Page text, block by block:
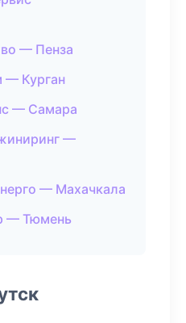
— Пенза
— Курган
— Самара
—
— Махачкала
— Тюмень